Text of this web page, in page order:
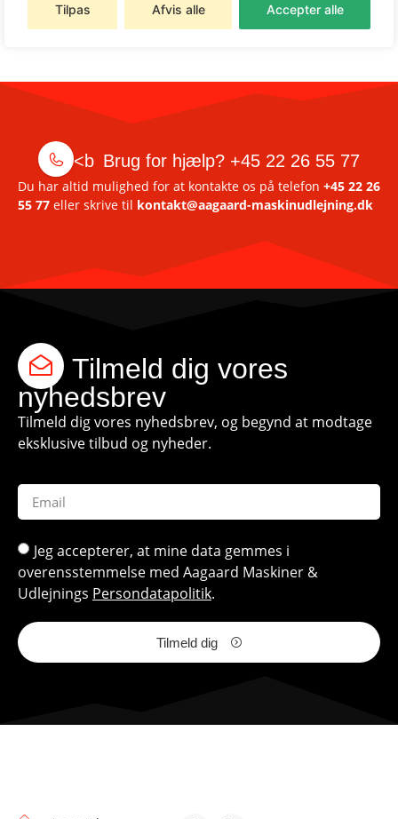
Tilpas Afvis alle Accepter alle
<b Brug for hjælp? +45 22 26 55 77
Du har altid mulighed for at kontakte os på telefon +45 22 26
55 77 eller skrive til kontakt@aagaard-maskinudlejning.dk
Tilmeld dig vores
nyhedsbrev
Tilmeld dig vores nyhedsbrev, og begynd at modtage
eksklusive tilbud og nyheder.
Jeg accepterer, at mine data gemmes i
overensstemmelse med Aagaard Maskiner &
Udlejnings Persondatapolitik.
Tilmeld dig